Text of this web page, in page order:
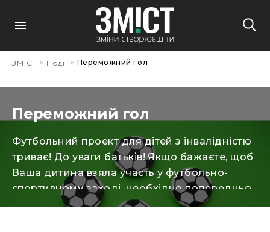
ЗМІСТ > Події > Переможний гол
Переможний гол
Футбольний проект для дітей з інвалідністю
триває! До уваги батьків! Якщо бажаєте, щоб
Ваша дитина взяла участь у футбольно-
спортивному заході, необхідно попередньо
зареєструватися за телефоном: